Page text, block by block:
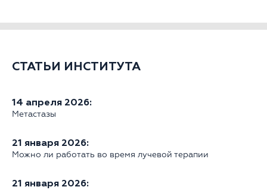
СТАТЬИ ИНСТИТУТА
14 апреля 2026:
Метастазы
21 января 2026:
Можно ли работать во время лучевой терапии
21 января 2026: